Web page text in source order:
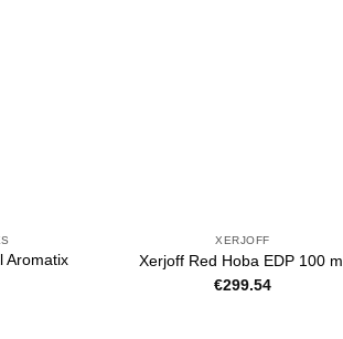
Aromatix
XERJOFF
Xerjoff Red Hoba EDP 100 ml
€299.54